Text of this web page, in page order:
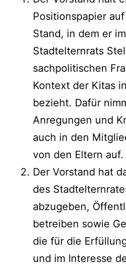
Positionspapier
Stand, in dem er
Stadtelternrats
sachpolitischen
Kontext der Kitas
bezieht. Dafür
Anregungen und
auch in den
von den Eltern auf.
Der Vorstand hat
des
abzugeben,
betreiben sowie
die für die
und im Interesse